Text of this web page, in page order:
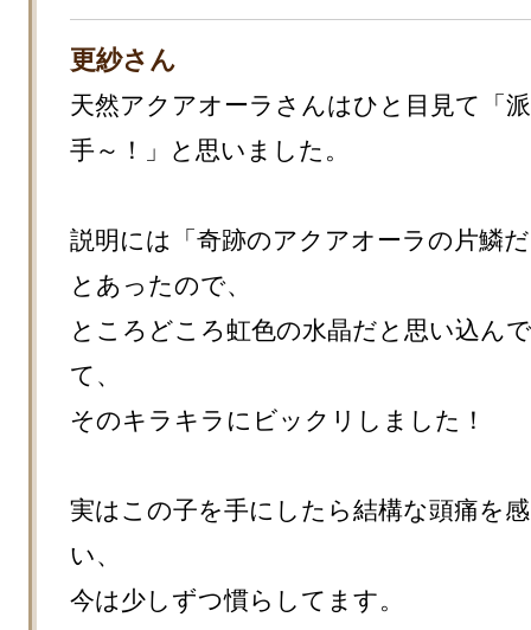
更紗さん
天然アクアオーラさんはひと目見て「派
手～！」と思いました。
説明には「奇跡のアクアオーラの片鱗
とあったので、
ところどころ虹色の水晶だと思い込ん
て、
そのキラキラにビックリしました！
実はこの子を手にしたら結構な頭痛を
い、
今は少しずつ慣らしてます。